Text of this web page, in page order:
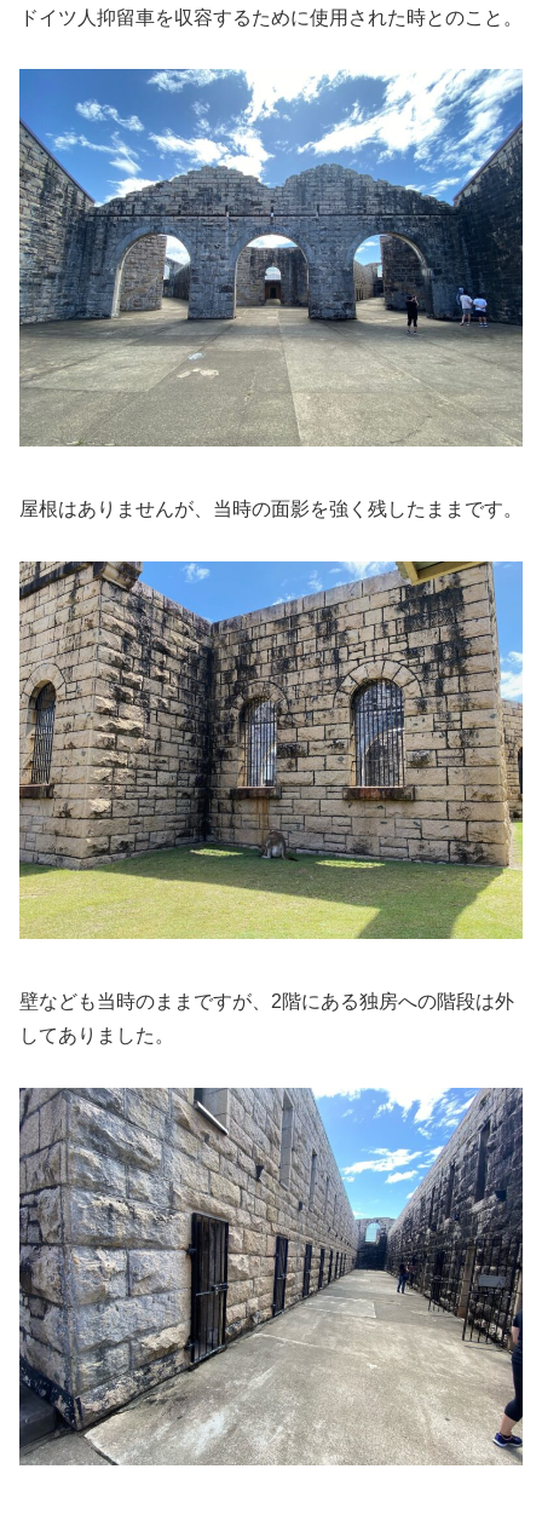
ドイツ人抑留車を収容するために使用された時とのこと。
屋根はありませんが、当時の面影を強く残したままです。
壁なども当時のままですが、2階にある独房への階段は外
してありました。